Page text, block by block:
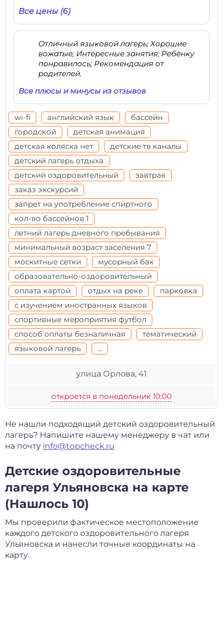
Все цены (6)
Отличный языковой лагерь; Хорошие
вожатые; Интересные занятия; Ребёнку
понравилось; Рекомендация от
родителей.
Все плюсы и минусы из отзывов
wi-fi английский язык
бассейн
городской
детская анимация
детская коляска нет
детские тв каналы
детский лагерь отдыха
детский оздоровительный
завтрак
заказ экскурсий
запрет на употребление спиртного
кол-во бассейнов 1
летний лагерь дневного пребывания
минимальный возраст заселения 7
москитные сетки
мусорный бак
образовательно-оздоровительный
оплата картой
отдых на реке
парковка
с изучением иностранных языков
спортивные мероприятия футбол
способ оплаты безналичная
тематический
языковой лагерь
...
улица Орлова, 41
откроется в понедельник 10:00
Не нашли подходящий детский оздоровительный
лагерь? Напишите нашему менеджеру в чат или
на почту info@topcheck.ru
Детские оздоровительные
лагеря Ульяновска на карте
(Нашлось 10)
Мы проверили фактическое местоположение
каждого детского оздоровительного лагеря
Ульяновска и нанесли точные координаты на
карту.